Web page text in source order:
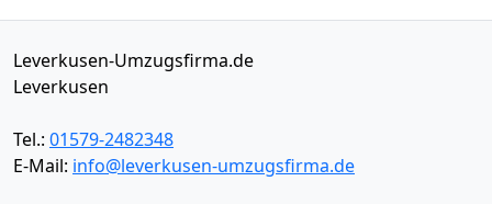
Leverkusen-Umzugsfirma.de
Leverkusen
Tel.: 01579-2482348
E-Mail: info@leverkusen-umzugsfirma.de